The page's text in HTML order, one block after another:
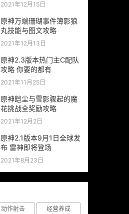
2021年12月15日
原神万端珊瑚事件簿影狼
丸技能与图文攻略
2021年12月13日
原神2.3版本热门主C配队
攻略 你要的都有
2021年11月25日
原神皑尘与雪影骤起的魔
花挑战全奖励攻略
2021年12月2日
原神2.1版本9月1日全球发
布 雷神即将登场
2021年8月23日
动作射击 经营养成